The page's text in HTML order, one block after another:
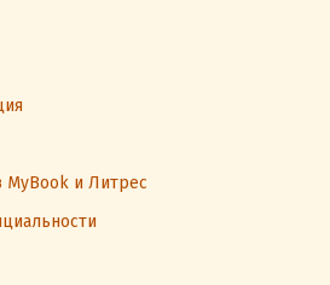
MyBook и Литрес